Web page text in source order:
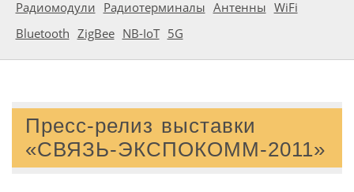
Радиомодули Радиотерминалы Антенны WiFi
Bluetooth ZigBee NB-IoT 5G
Пресс-релиз выставки
«СВЯЗЬ-ЭКСПОКОММ-2011»